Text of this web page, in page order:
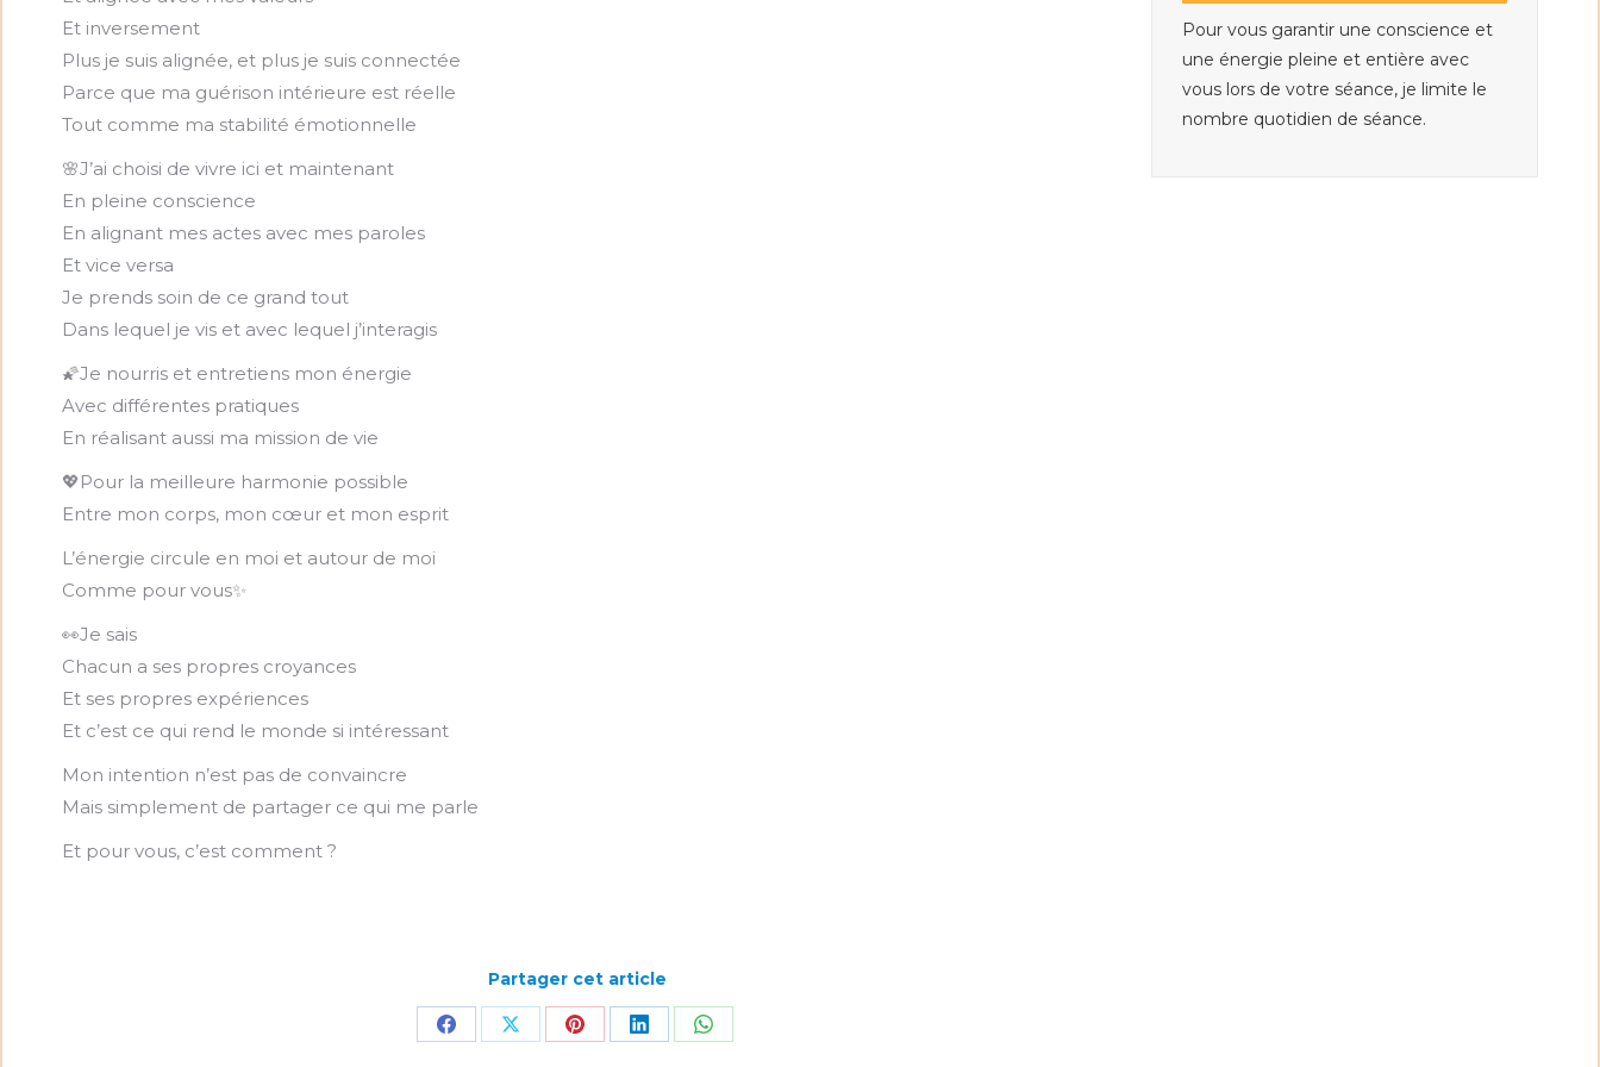
Et inversement
Plus je suis alignée, et plus je suis connectée
Parce que ma guérison intérieure est réelle
Tout comme ma stabilité émotionnelle
🌸J’ai choisi de vivre ici et maintenant
En pleine conscience
En alignant mes actes avec mes paroles
Et vice versa
Je prends soin de ce grand tout
Dans lequel je vis et avec lequel j’interagis
🌠Je nourris et entretiens mon énergie
Avec différentes pratiques
En réalisant aussi ma mission de vie
💖Pour la meilleure harmonie possible
Entre mon corps, mon cœur et mon esprit
L’énergie circule en moi et autour de moi
Comme pour vous✨
👀Je sais
Chacun a ses propres croyances
Et ses propres expériences
Et c’est ce qui rend le monde si intéressant
Mon intention n’est pas de convaincre
Mais simplement de partager ce qui me parle
Et pour vous, c’est comment ?
Partager cet article
PartagerPartagerPartagerPartagerPartager
Pour vous garantir une conscience et
une énergie pleine et entière avec
vous lors de votre séance, je limite le
nombre quotidien de séance.